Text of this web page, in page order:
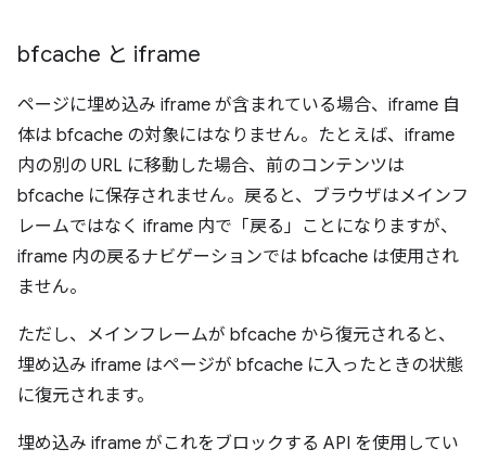
bfcache と iframe
ページに埋め込み iframe が含まれている場合、iframe 自
体は bfcache の対象にはなりません。たとえば、iframe
内の別の URL に移動した場合、前のコンテンツは
bfcache に保存されません。戻ると、ブラウザはメインフ
レームではなく iframe 内で「戻る」ことになりますが、
iframe 内の戻るナビゲーションでは bfcache は使用され
ません。
ただし、メインフレームが bfcache から復元されると、
埋め込み iframe はページが bfcache に入ったときの状態
に復元されます。
埋め込み iframe がこれをブロックする API を使用してい